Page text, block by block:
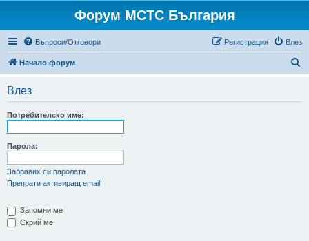
Форум МСТС България
Въпроси/Отговори Влез
Регистрация
Начало форум
Влез
Потребителско име:
Парола:
Забравих си паролата
Препрати активиращ email
Запомни ме
Скрий ме